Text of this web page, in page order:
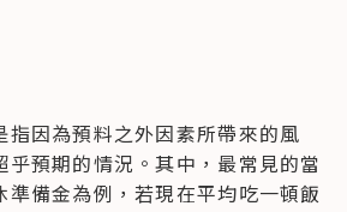
指因為預料之外因素所帶來的風
乎預期的情況。其中，最常見的當
準備金為例，若現在平均吃一頓飯